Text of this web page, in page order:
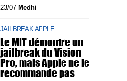
23/07 Medhi
JAILBREAK APPLE
Le MIT démontre un
jailbreak du Vision
Pro, mais Apple ne le
recommande pas